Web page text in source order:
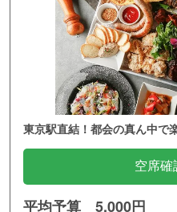
東京駅直結！都会の真ん中で
空席確
平均予算 5,000円